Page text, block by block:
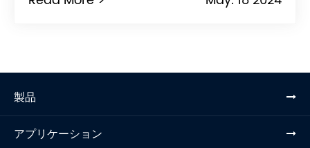
製品
アプリケーション